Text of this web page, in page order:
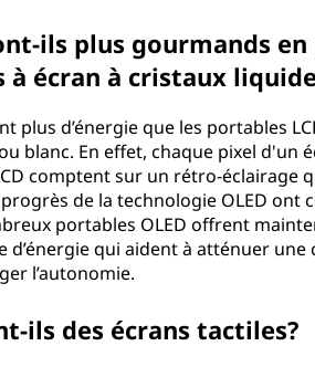
ils plus gourmands
écran à cristaux
plus d’énergie que les portables
blanc. En effet, chaque pixel d'un
comptent sur un rétro-éclairage
de la technologie OLED ont
portables OLED offrent
d’énergie qui aident à atténuer une
l’autonomie.
ils des écrans tactiles?